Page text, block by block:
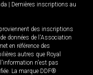
| Dernières inscriptions au
des inscriptions
données de l'Association
en référence des
autres que Royal
n'est pas
La marque DDF®